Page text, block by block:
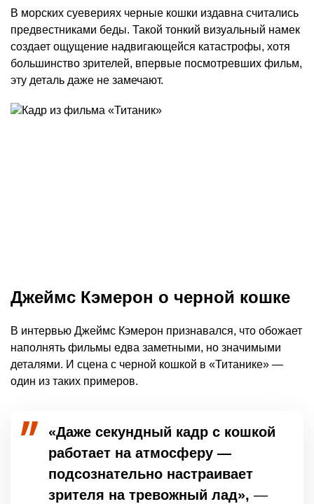
В морских суевериях черные кошки издавна считались
предвестниками беды. Такой тонкий визуальный намек
создает ощущение надвигающейся катастрофы, хотя
большинство зрителей, впервые посмотревших фильм,
эту деталь даже не замечают.
Джеймс Кэмерон о черной кошке
В интервью Джеймс Кэмерон признавался, что обожает
наполнять фильмы едва заметными, но значимыми
деталями. И сцена с черной кошкой в «Титанике» —
один из таких примеров.
«Даже секундный кадр с кошкой
работает на атмосферу —
подсознательно настраивает
зрителя на тревожный лад», —